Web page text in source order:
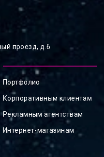
проезд, д.6
Портфолио
Корпоративным клиентам
Рекламным агентствам
Интернет-магазинам